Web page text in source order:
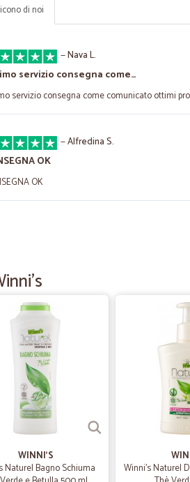
di noi
—Nava L.
servizio consegna come…
servizio consegna come comunicato ottimi
—Alfredina S.
OK
OK
servizio e prodotti buoni
servizio e prodotti buoni
prodotti e consegna veloce
WINNI'S
Naturel Bagno Schiuma
Winni's Naturel